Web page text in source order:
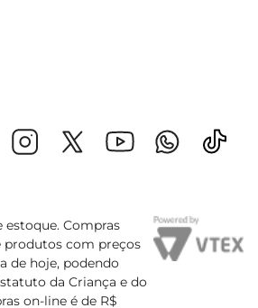
estoque. Compras
produtos com preços
de hoje, podendo
da Criança e do
on-line é de R$